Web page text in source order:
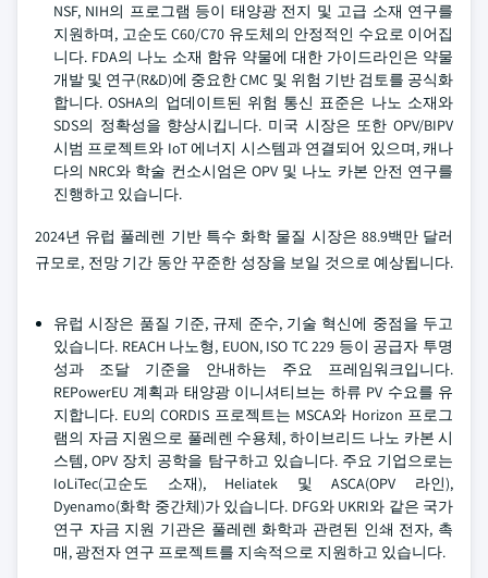
NSF, NIH의 프로그램 등이 태양광 전지 및 고급 소재 연구를
지원하며, 고순도 C60/C70 유도체의 안정적인 수요로 이어집
니다. FDA의 나노 소재 함유 약물에 대한 가이드라인은 약물
개발 및 연구(R&D)에 중요한 CMC 및 위험 기반 검토를 공식화
합니다. OSHA의 업데이트된 위험 통신 표준은 나노 소재와
SDS의 정확성을 향상시킵니다. 미국 시장은 또한 OPV/BIPV
시범 프로젝트와 IoT 에너지 시스템과 연결되어 있으며, 캐나
다의 NRC와 학술 컨소시엄은 OPV 및 나노 카본 안전 연구를
진행하고 있습니다.
2024년 유럽 풀레렌 기반 특수 화학 물질 시장은 88.9백만 달러
규모로, 전망 기간 동안 꾸준한 성장을 보일 것으로 예상됩니다.
유럽 시장은 품질 기준, 규제 준수, 기술 혁신에 중점을 두고
있습니다. REACH 나노형, EUON, ISO TC 229 등이 공급자 투명
성과 조달 기준을 안내하는 주요 프레임워크입니다.
REPowerEU 계획과 태양광 이니셔티브는 하류 PV 수요를 유
지합니다. EU의 CORDIS 프로젝트는 MSCA와 Horizon 프로그
램의 자금 지원으로 풀레렌 수용체, 하이브리드 나노 카본 시
스템, OPV 장치 공학을 탐구하고 있습니다. 주요 기업으로는
IoLiTec(고순도 소재), Heliatek 및 ASCA(OPV 라인),
Dyenamo(화학 중간체)가 있습니다. DFG와 UKRI와 같은 국가
연구 자금 지원 기관은 풀레렌 화학과 관련된 인쇄 전자, 촉
매, 광전자 연구 프로젝트를 지속적으로 지원하고 있습니다.